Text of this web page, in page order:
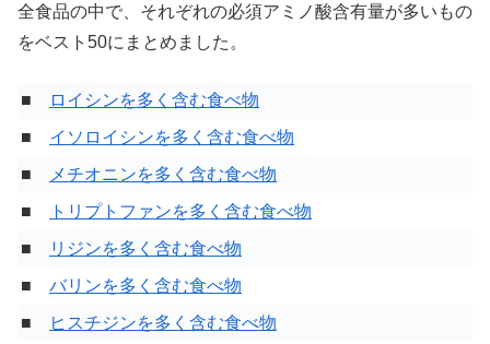
全食品の中で、それぞれの必須アミノ酸含有量が多いもの
をベスト50にまとめました。
■
ロイシンを多く含む食べ物
■ イソロイシンを多く含む食べ物
■
メチオニンを多く含む食べ物
■
トリプトファンを多く含む食べ物
■
リジンを多く含む食べ物
■ バリンを多く含む食べ物
■
ヒスチジンを多く含む食べ物